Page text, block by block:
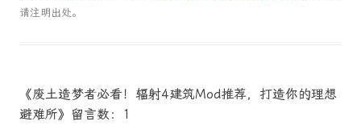
请注明出处。
《废土造梦者必看！辐射4建筑Mod推荐，打造你的理想
避难所》留言数：1